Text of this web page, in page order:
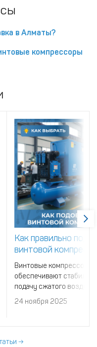
в Алматы?
компрессоры
Как правильно
винтовой
Винтовые компрессоры
обеспечивают
подачу сжатого воздуха
подходят для
предприятий,
24 ноября 2025
→